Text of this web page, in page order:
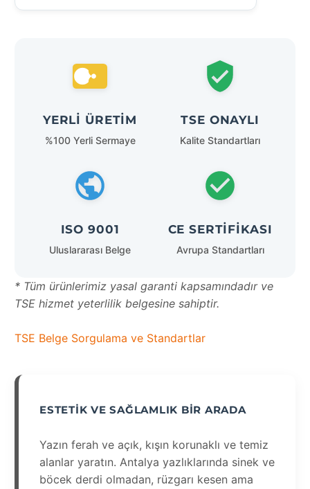
YERLI ÜRETIM
%100 Yerli Sermaye
TSE ONAYLI
Kalite Standartları
ISO 9001
Uluslararası Belge
CE SERTIFIKASI
Avrupa Standartları
* Tüm ürünlerimiz yasal garanti kapsamındadır ve
TSE hizmet yeterlilik belgesine sahiptir.
TSE Belge Sorgulama ve Standartlar
ESTETIK VE SAĞLAMLIK BIR ARADA
Yazın ferah ve açık, kışın korunaklı ve temiz
alanlar yaratın. Antalya yazlıklarında sinek ve
böcek derdi olmadan, rüzgarı kesen ama